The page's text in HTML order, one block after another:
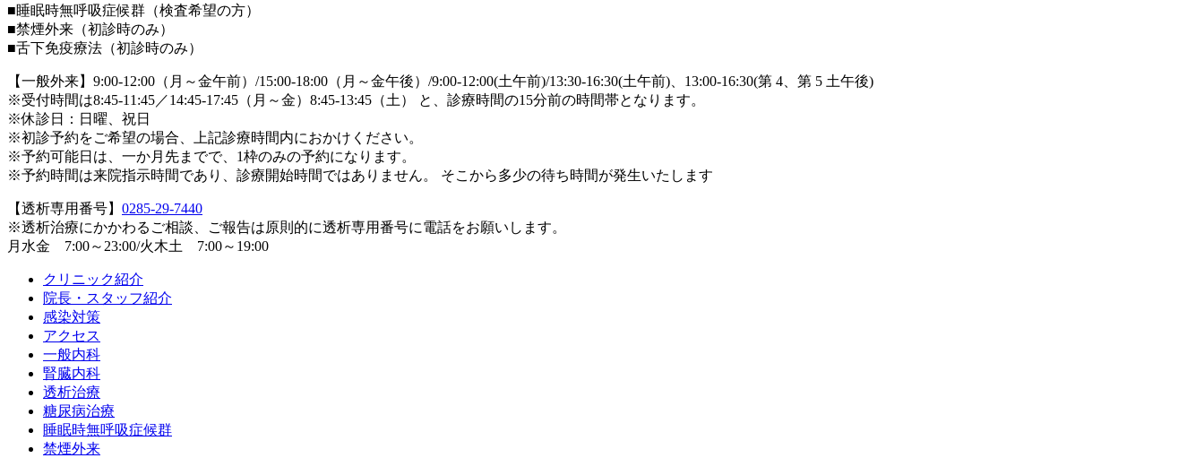
■睡眠時無呼吸症候群（検査希望の方）
■禁煙外来（初診時のみ）
■舌下免疫療法（初診時のみ）
【一般外来】9:00-12:00（月～金午前）/15:00-18:00（月～金午後）/9:00-12:00(土午前)/13:30-16:30(土午前)、13:00-16:30(第 4、第 5 土午後)
※受付時間は8:45-11:45／14:45-17:45（月～金）8:45-13:45（土） と、診療時間の15分前の時間帯となります。
※休診日：日曜、祝日
※初診予約をご希望の場合、上記診療時間内におかけください。
※予約可能日は、一か月先までで、1枠のみの予約になります。
※予約時間は来院指示時間であり、診療開始時間ではありません。 そこから多少の待ち時間が発生いたします
【透析専用番号】 0285-29-7440
※透析治療にかかわるご相談、ご報告は原則的に透析専用番号に電話をお願いします。
月水金 7:00～23:00/火木土 7:00～19:00
クリニック紹介
院長・スタッフ紹介
感染対策
アクセス
一般内科
腎臓内科
透析治療
糖尿病治療
睡眠時無呼吸症候群
禁煙外来